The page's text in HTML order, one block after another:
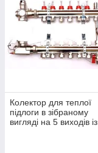
Колектор для теплої
підлоги в зібраному
вигляді на 5 виходів із